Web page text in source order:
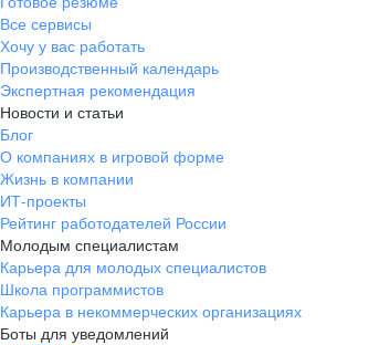
Все сервисы
Хочу у вас работать
Производственный календарь
Экспертная рекомендация
Новости и статьи
Блог
О компаниях в игровой форме
Жизнь в компании
ИТ-проекты
Рейтинг работодателей России
Молодым специалистам
Карьера для молодых специалистов
Школа программистов
Карьера в некоммерческих организациях
Боты для уведомлений